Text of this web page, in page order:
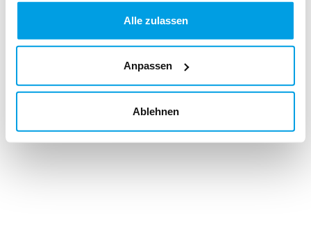
Alle zulassen
Anpassen
Ablehnen